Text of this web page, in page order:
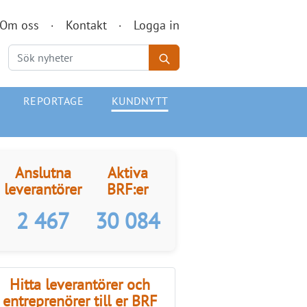
Om oss Kontakt Logga in
REPORTAGE
KUNDNYTT
Anslutna
leverantörer
2 467
Aktiva
BRF:er
30 084
Hitta leverantörer och
entreprenörer till er BRF